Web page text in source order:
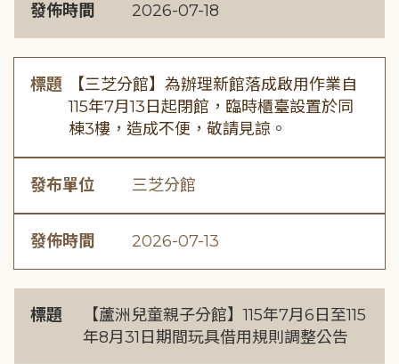
發佈時間 2026-07-18
標題
【三芝分館】為辦理新館落成啟用作業自
115年7月13日起閉館，臨時櫃臺設置於同
棟3樓，造成不便，敬請見諒。
發布單位 三芝分館
發佈時間 2026-07-13
標題
【蘆洲兒童親子分館】115年7月6日至115
年8月31日期間玩具借用規則調整公告